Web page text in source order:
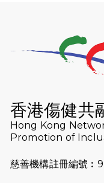
2026-07-23
（
2026-07-10
【
融
2026-07-09
猛
香港傷健共
Hong Kong
Promotion of
慈善機構註冊編號